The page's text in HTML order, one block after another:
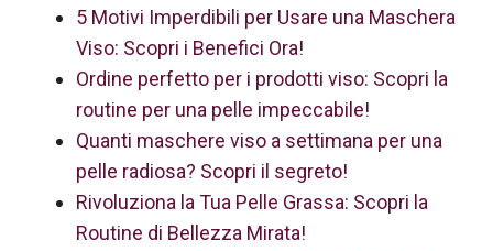
5 Motivi Imperdibili per Usare una Maschera
Viso: Scopri i Benefici Ora!
Ordine perfetto per i prodotti viso: Scopri la
routine per una pelle impeccabile!
Quanti maschere viso a settimana per una
pelle radiosa? Scopri il segreto!
Rivoluziona la Tua Pelle Grassa: Scopri la
Routine di Bellezza Mirata!